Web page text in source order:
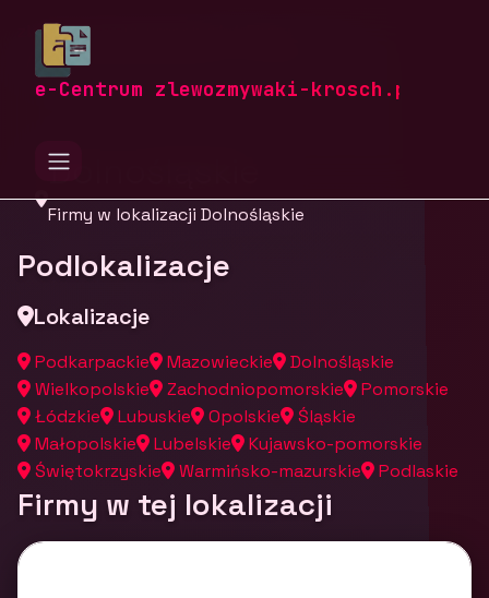
e-Centrum zlewozmywaki-krosch.pl
zlewozmywaki-krosch.pl
Firmy z województwa Dolnośląskiego
Dolnośląskie
Firmy w lokalizacji Dolnośląskie
Podlokalizacje
Lokalizacje
Podkarpackie Mazowieckie
Dolnośląskie
Wielkopolskie
Zachodniopomorskie
Pomorskie
Łódzkie
Lubuskie Opolskie
Śląskie
Małopolskie
Lubelskie
Kujawsko-pomorskie
Świętokrzyskie
Warmińsko-mazurskie Podlaskie
Firmy w tej lokalizacji